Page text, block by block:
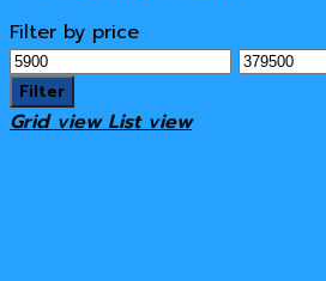
Filter by price
Min
price
Max
Filter
Grid view List view